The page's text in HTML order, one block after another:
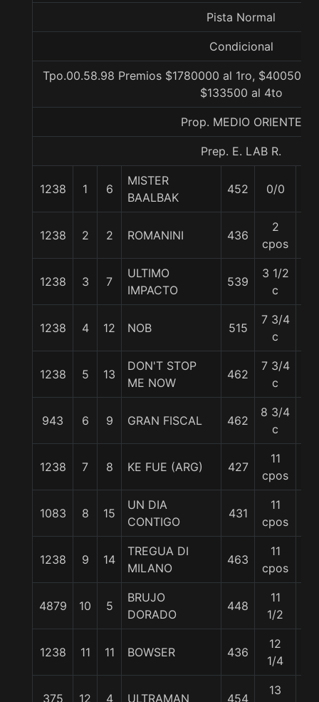
Pista Normal
Condicional
Tpo.00.58.98 Premios $1780000 al 1ro, $400500
$133500 al 4to
Prop. MEDIO ORIENTE
Prep. E. LAB R.
1238 1 6
MISTER
BAALBAK
452 0/0
1238 2 2 ROMANINI 436
2
cpos
1238 3 7
ULTIMO
IMPACTO
539
3 1/2
c
1238 4 12 NOB 515
7 3/4
c
1238 5 13
DON'T STOP
ME NOW
462
7 3/4
c
943 6 9 GRAN FISCAL 462
8 3/4
c
1238 7 8 KE FUE (ARG) 427
11
cpos
1083 8 15
UN DIA
CONTIGO
431
11
cpos
1238 9 14
TREGUA DI
MILANO
463
11
cpos
4879 10 5
BRUJO
DORADO
448
11
1/2
1238 11 11 BOWSER 436
12
1/4
375 12 4 ULTRAMAN 454
13